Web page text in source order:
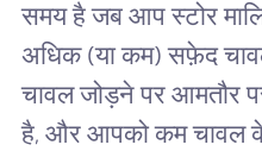
समय है जब आप स्टोर
अधिक (या कम) सफ़ेद
चावल जोड़ने पर आमतौर
है, और आपको कम चावल के